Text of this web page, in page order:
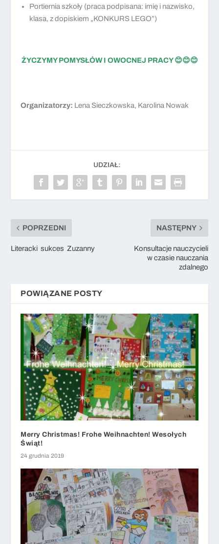
Portiernia szkoły (praca podpisana: imię i nazwisko,
klasa, z dopiskiem „KONKURS LEGO”)
ŻYCZYMY POMYSŁÓW I OWOCNEJ PRACY😊😊😊
Organizatorzy: Lena Sieczkowska, Karolina Nowak
UDZIAŁ:
POPRZEDNI
Literacki sukces Zuzanny
NASTĘPNY
Konsultacje nauczycieli
w czasie nauczania
zdalnego
POWIĄZANE POSTY
Merry Christmas! Frohe Weihnachten! Wesołych
Świąt!
24 grudnia 2019